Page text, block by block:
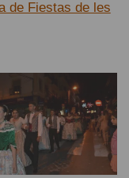
de Fiestas de les